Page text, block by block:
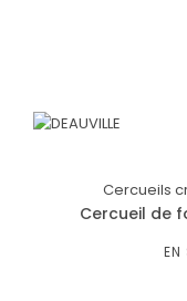
Cercueils
Cercueil de
EN